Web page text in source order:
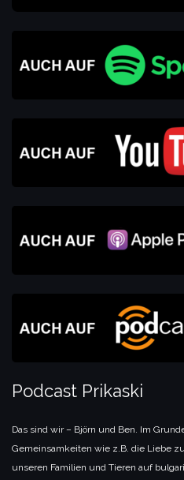
Podcast Prikaski
Das sind wir – Björn und Ben. Im
Gemeinsamkeiten wie z.B. die Liebe
unseren Familien und Tieren auf